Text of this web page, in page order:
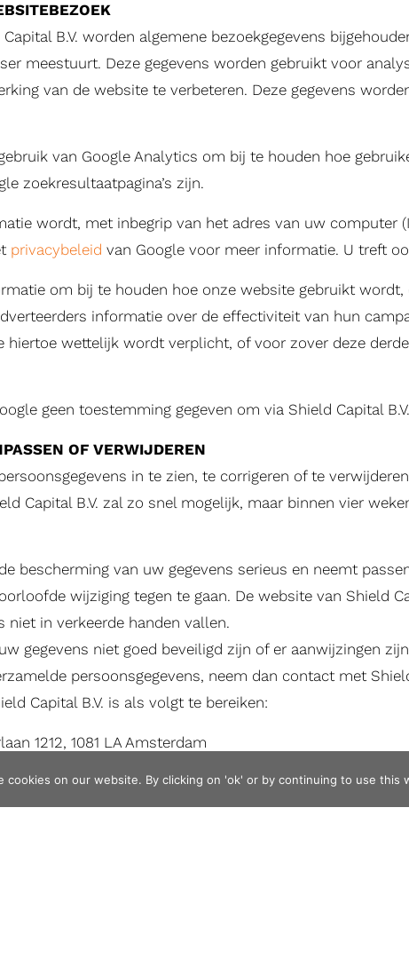
B.V. worden algemene bezoekgegevens
meestuurt. Deze gegevens worden gebruikt voor
van de website te verbeteren. Deze gegevens
van Google Analytics om bij te houden hoe
zoekresultaatpagina’s zijn.
wordt, met inbegrip van het adres van uw computer
privacybeleid van Google voor meer informatie. U treft
om bij te houden hoe onze website gebruikt
informatie over de effectiviteit van hun
hiertoe wettelijk wordt verplicht, of voor zover deze
geen toestemming gegeven om via Shield Capital
OF VERWIJDEREN
in te zien, te corrigeren of te
Capital B.V. zal zo snel mogelijk, maar binnen vier
bescherming van uw gegevens serieus en neemt
wijziging tegen te gaan. De website van Shield
niet in verkeerde handen vallen.
gegevens niet goed beveiligd zijn of er aanwijzingen
persoonsgegevens, neem dan contact met
Capital B.V. is als volgt te bereiken:
1212, 1081 LA Amsterdam
cookies on our website. By clicking on 'ok' or by continuing to use this